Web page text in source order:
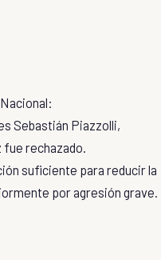
Sebastián Piazzolli,
fue rechazado.
suficiente para reducir la
por agresión grave.